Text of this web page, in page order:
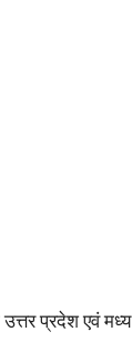
प्रदेश एवं मध्य